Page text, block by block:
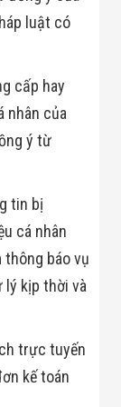
luật có
cấp hay
nhân của
ý từ
tin bị
cá nhân
báo vụ
lý kịp thời và
trực tuyến
kế toán